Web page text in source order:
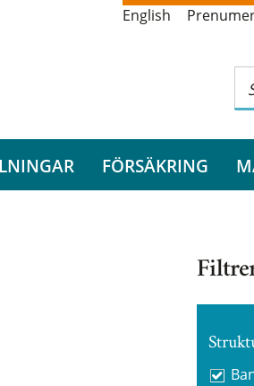
English
FÖRSÄKRING